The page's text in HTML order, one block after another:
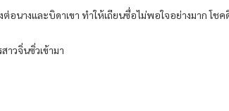
างและบิดาเขา ทำให้เถียนซื่อไม่พอใจอย่างมาก โชค
าวจิ่นซิ่วเข้ามา